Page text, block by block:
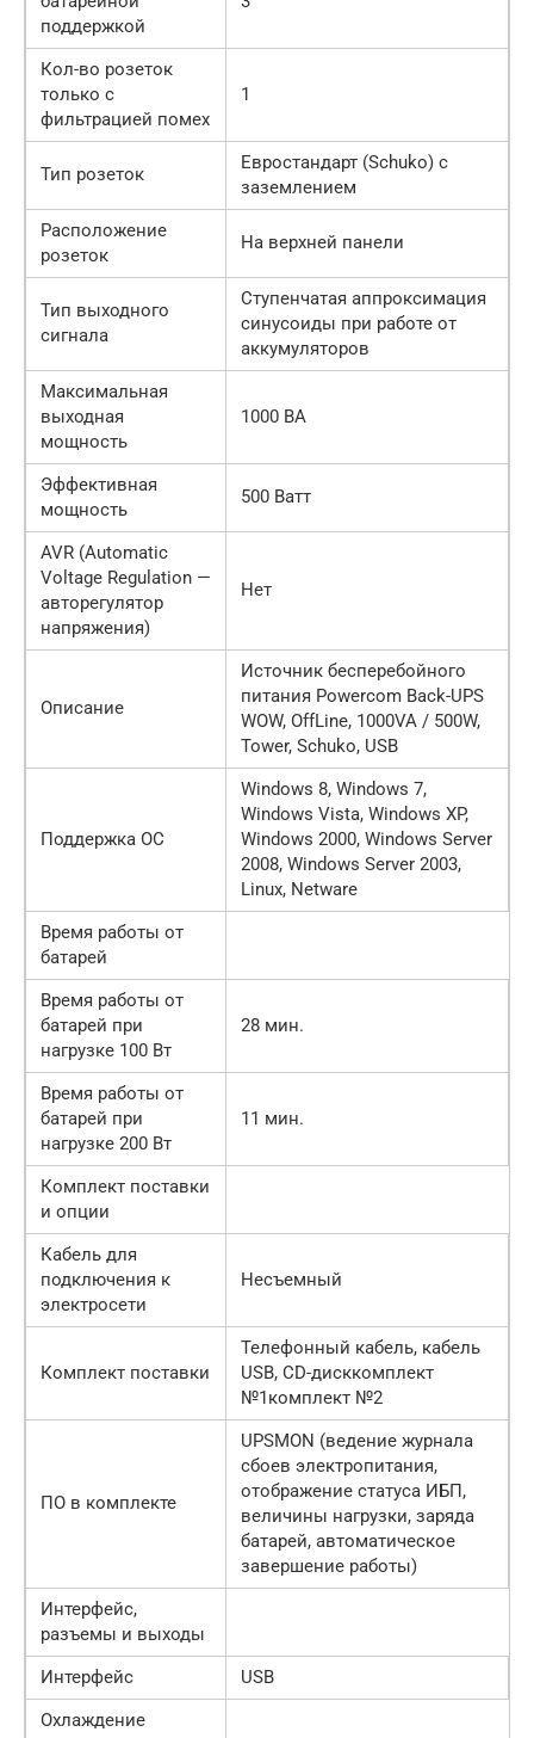
поддержкой
Кол-во розеток
только с
фильтрацией помех
1
Тип розеток
Евростандарт (Schuko) с
заземлением
Расположение
розеток
На верхней панели
Тип выходного
сигнала
Ступенчатая аппроксимация
синусоиды при работе от
аккумуляторов
Максимальная
выходная
мощность
1000 ВА
Эффективная
мощность
500 Ватт
AVR (Automatic
Voltage Regulation —
авторегулятор
напряжения)
Нет
Описание
Источник бесперебойного
питания Powercom Back-UPS
WOW, OffLine, 1000VA / 500W,
Tower, Schuko, USB
Поддержка ОС
Windows 8, Windows 7,
Windows Vista, Windows XP,
Windows 2000, Windows Server
2008, Windows Server 2003,
Linux, Netware
Время работы от
батарей
Время работы от
батарей при
нагрузке 100 Вт
28 мин.
Время работы от
батарей при
нагрузке 200 Вт
11 мин.
Комплект поставки
и опции
Кабель для
подключения к
электросети
Несъемный
Комплект поставки
Телефонный кабель, кабель
USB, CD-дисккомплект
№1комплект №2
ПО в комплекте
UPSMON (ведение журнала
сбоев электропитания,
отображение статуса ИБП,
величины нагрузки, заряда
батарей, автоматическое
завершение работы)
Интерфейс,
разъемы и выходы
Интерфейс
USB
Охлаждение